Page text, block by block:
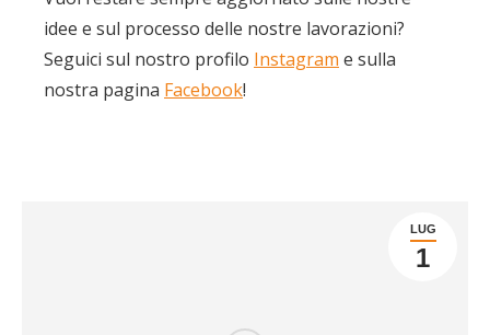
idee e sul processo delle nostre lavorazioni?
Seguici sul nostro profilo Instagram e sulla
nostra pagina Facebook!
LUG
1